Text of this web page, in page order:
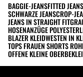
BAGGIE-JEANSFITTED JEANS
SCHWARZE JEANSCROP-
JEANS IN STRAIGHT FIT
HOSENANZÜGE POLYESTER
BLAZER KLEIDWESTEN IN
TOPS FRAUEN SHORTS ROH
OFFENE KLEINE